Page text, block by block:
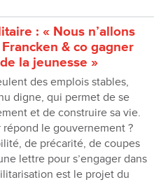
: « Nous n’allons
& co gagner
la jeunesse »
des emplois stables,
digne, qui permet de se
et de construire sa vie.
répond le gouvernement ?
de précarité, de coupes
lettre pour s’engager dans
est le projet du